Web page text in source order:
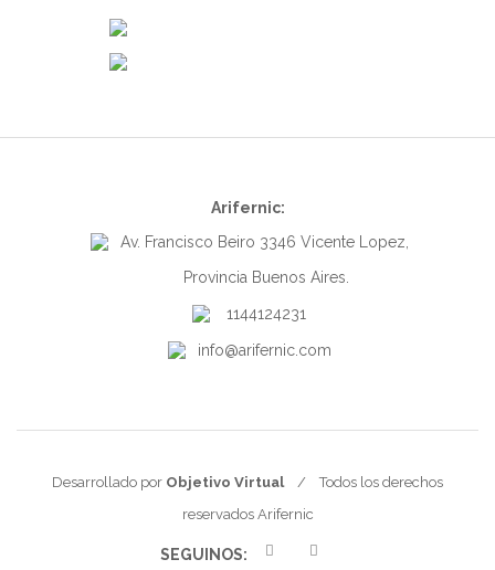
Arifernic:
Av. Francisco Beiro 3346 Vicente Lopez,
Provincia Buenos Aires.
1144124231
info@arifernic.com
Desarrollado por Objetivo Virtual/ Todos los derechos
reservados Arifernic
SEGUINOS: